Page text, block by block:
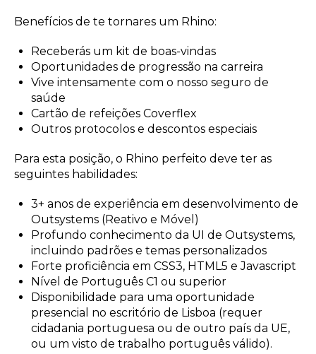
Benefícios de te tornares um Rhino:
Receberás um kit de boas-vindas
Oportunidades de progressão na carreira
Vive intensamente com o nosso seguro de
saúde
Cartão de refeições Coverflex
Outros protocolos e descontos especiais
Para esta posição, o Rhino perfeito deve ter as
seguintes habilidades:
3+ anos de experiência em desenvolvimento de
Outsystems (Reativo e Móvel)
Profundo conhecimento da UI de Outsystems,
incluindo padrões e temas personalizados
Forte proficiência em CSS3, HTML5 e Javascript
Nível de Português C1 ou superior
Disponibilidade para uma oportunidade
presencial no escritório de Lisboa (requer
cidadania portuguesa ou de outro país da UE,
ou um visto de trabalho português válido).